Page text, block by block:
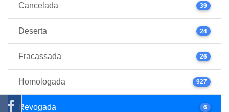
Cancelada 39
Deserta 24
Fracassada 26
Homologada 927
Revogada 6